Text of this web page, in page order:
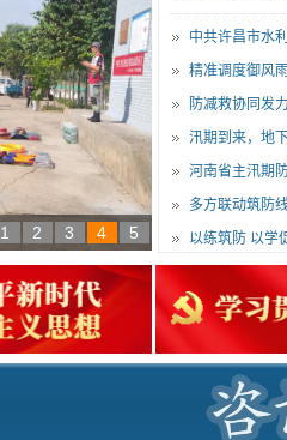
1 2 3 4 5
中共许昌市水
汛期到来，地